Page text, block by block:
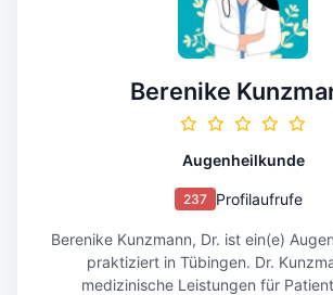
Berenike
Augenheilkunde
237 Profilaufrufe
Berenike Kunzmann, Dr. ist ein(e)
praktiziert in Tübingen. Dr.
medizinische Leistungen für